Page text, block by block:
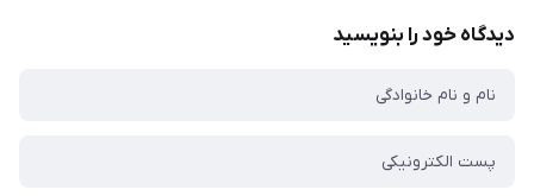
دیدگاه خود را بنویسید